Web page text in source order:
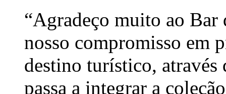
“Agradeço muito ao Bar
nosso compromisso em
destino turístico,
passa a integrar a